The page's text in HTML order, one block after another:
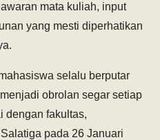
mata kuliah, input
yang mesti diperhatikan
selalu berputar
obrolan segar setiap
dengan fakultas,
pada 26 Januari